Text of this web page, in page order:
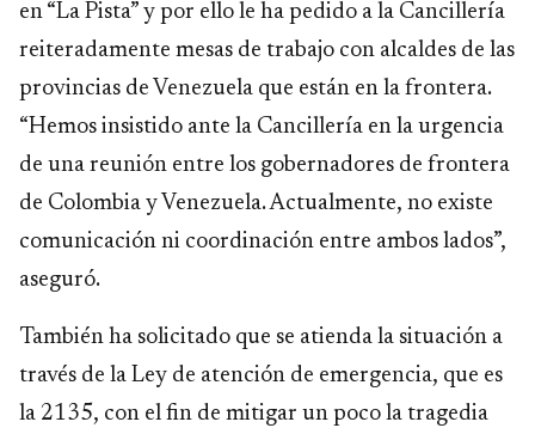
en “La Pista” y por ello le ha pedido a la Cancillería
reiteradamente mesas de trabajo con alcaldes de las
provincias de Venezuela que están en la frontera.
“Hemos insistido ante la Cancillería en la urgencia
de una reunión entre los gobernadores de frontera
de Colombia y Venezuela. Actualmente, no existe
comunicación ni coordinación entre ambos lados”,
aseguró.
También ha solicitado que se atienda la situación a
través de la Ley de atención de emergencia, que es
la 2135, con el fin de mitigar un poco la tragedia